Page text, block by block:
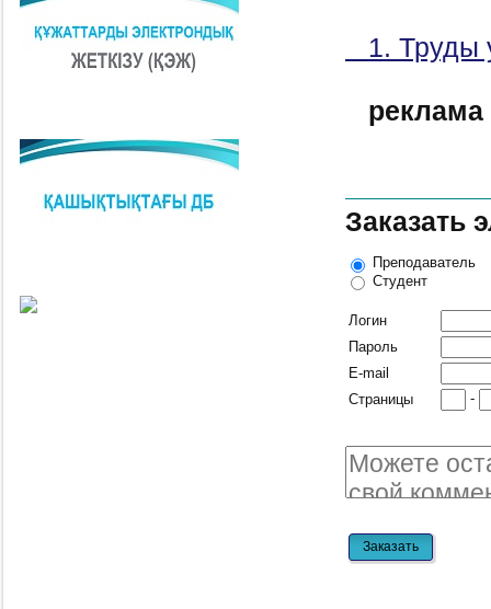
1. Труды
реклама
Заказать
Преподаватель
Студент
Логин
Пароль
E-mail
Страницы
-